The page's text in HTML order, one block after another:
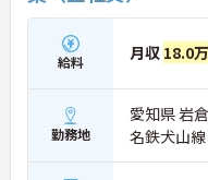
に安定して働ける環境で
・残業は少なく、年間17
得できることで、心身の
す。
・定年65歳以降も再雇用
あり、退職金制度も備わ
ます。
給料 月収 18.0
勤務地
愛知県 岩
名鉄犬山